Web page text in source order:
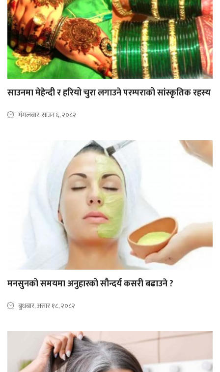
साउनमा मेहेन्दी र हरियो चुरा लगाउने परम्पराको सांस्कृतिक रहस्य
मंगलबार, साउन ६, २०८२
मनसुनको समयमा अनुहारको सौन्दर्य कसरी बढाउने ?
बुधबार, असार १८, २०८२